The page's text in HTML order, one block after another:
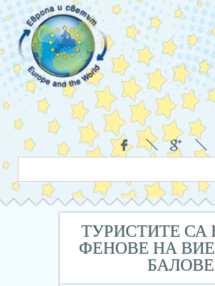
Навигация
Социални
в
сайта
дума
ТУРИСТИТЕ СА
ФЕНОВЕ НА
БАЛОВЕ